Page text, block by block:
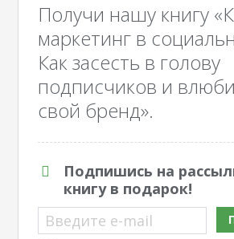
Получи нашу книгу
маркетинг в
Как засесть в голову
подписчиков и
свой бренд».
Подпишись на
книгу в подарок!
Введите e-mail